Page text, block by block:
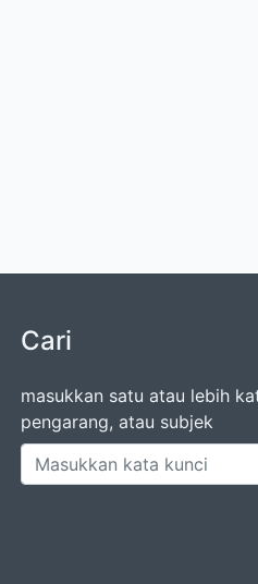
Cari
masukkan satu atau lebih
pengarang, atau subjek